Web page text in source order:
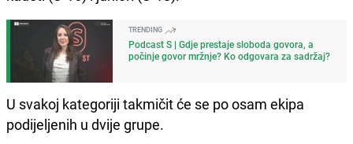
TRENDING
Podcast S | Gdje prestaje sloboda govora, a
počinje govor mržnje? Ko odgovara za sadržaj?
U svakoj kategoriji takmičit će se po osam ekipa
podijeljenih u dvije grupe.